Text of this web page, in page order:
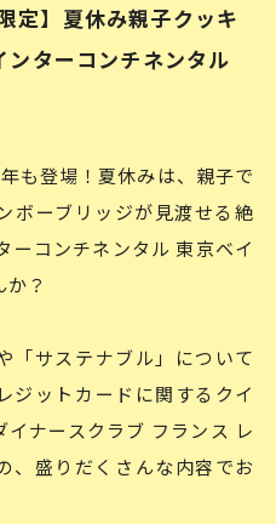
定】夏休み親子クッキ
ンターコンチネンタル
も登場！夏休みは、親子で
ボーブリッジが見渡せる絶
ーコンチネンタル 東京ベイ
？
「サステナブル」について
ジットカードに関するクイ
ナースクラブ フランス レ
、盛りだくさんな内容でお